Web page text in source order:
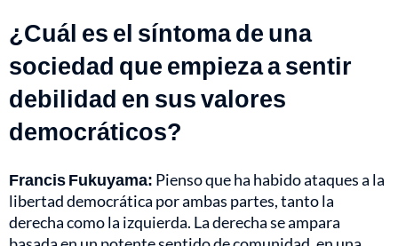
¿Cuál es el síntoma de una
sociedad que empieza a sentir
debilidad en sus valores
democráticos?
Francis Fukuyama: Pienso que ha habido ataques a la
libertad democrática por ambas partes, tanto la
derecha como la izquierda. La derecha se ampara